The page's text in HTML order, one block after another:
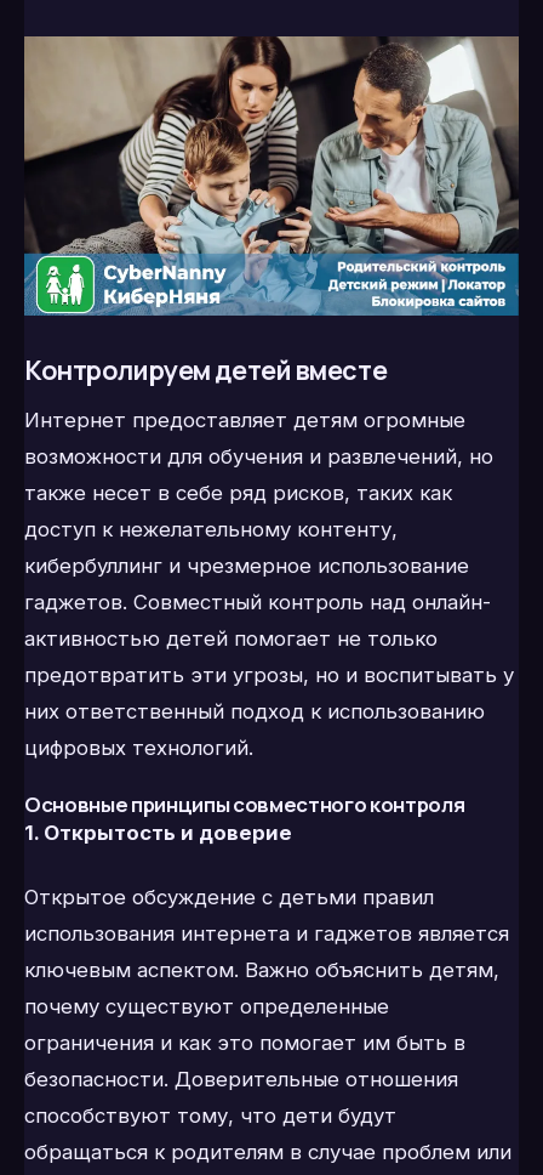
Контролируем детей вместе
Интернет предоставляет детям огромные
возможности для обучения и развлечений, но
также несет в себе ряд рисков, таких как
доступ к нежелательному контенту,
кибербуллинг и чрезмерное использование
гаджетов. Совместный контроль над онлайн-
активностью детей помогает не только
предотвратить эти угрозы, но и воспитывать у
них ответственный подход к использованию
цифровых технологий.
Основные принципы совместного контроля
1. Открытость и доверие
Открытое обсуждение с детьми правил
использования интернета и гаджетов является
ключевым аспектом. Важно объяснить детям,
почему существуют определенные
ограничения и как это помогает им быть в
безопасности. Доверительные отношения
способствуют тому, что дети будут
обращаться к родителям в случае проблем или